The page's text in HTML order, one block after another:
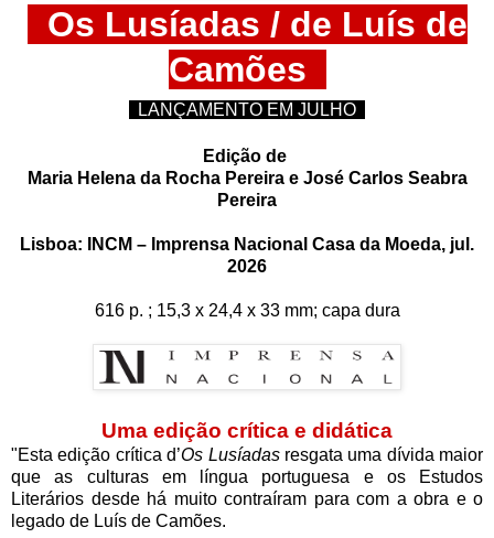
Os Lusíadas / de Luís de
Camões
LANÇAMENTO EM JULHO
Edição de
Maria Helena da Rocha Pereira e José Carlos Seabra
Pereira
Lisboa: INCM – Imprensa Nacional Casa da Moeda, jul.
2026
616 p. ; 15,3 x 24,4 x 33 mm; capa dura
Uma edição crítica e didática
"Esta edição crítica d’Os Lusíadasresgata uma dívida maior
que as culturas em língua portuguesa e os Estudos
Literários desde há muito contraíram para com a obra e o
legado de Luís de Camões.